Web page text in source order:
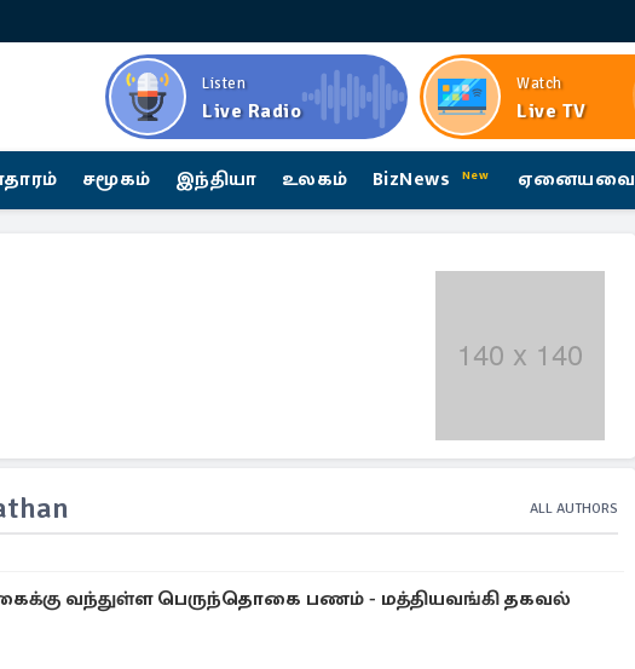
Listen
Live Radio
Watch
Live TV
சமூகம் இந்தியா உலகம் BizNews New ஏனையவை
ALL AUTHORS
வந்துள்ள பெருந்தொகை பணம் - மத்தியவங்கி தகவல்